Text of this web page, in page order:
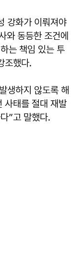
강화가 이뤄져야
와 동등한 조건에
는 책임 있는 투
조했다.
생하지 않도록 해
사태를 절대 재발
”고 말했다.